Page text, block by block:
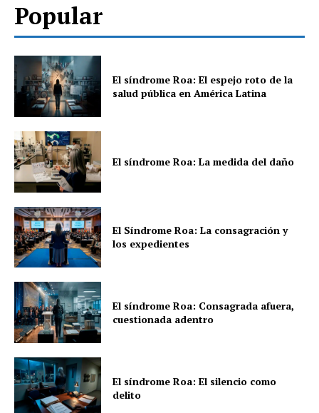
Popular
El síndrome Roa: El espejo roto de la
salud pública en América Latina
El síndrome Roa: La medida del daño
El Síndrome Roa: La consagración y
los expedientes
El síndrome Roa: Consagrada afuera,
cuestionada adentro
El síndrome Roa: El silencio como
delito